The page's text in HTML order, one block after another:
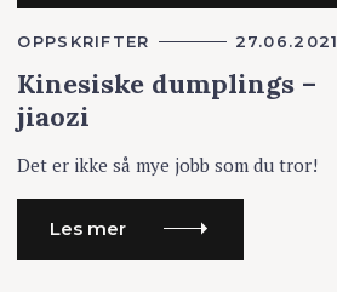
K
T
E
G
O
I
R
OPPSKRIFTER 27.06.2021
Kinesiske dumplings –
jiaozi
Det er ikke så mye jobb som du tror!
Les mer